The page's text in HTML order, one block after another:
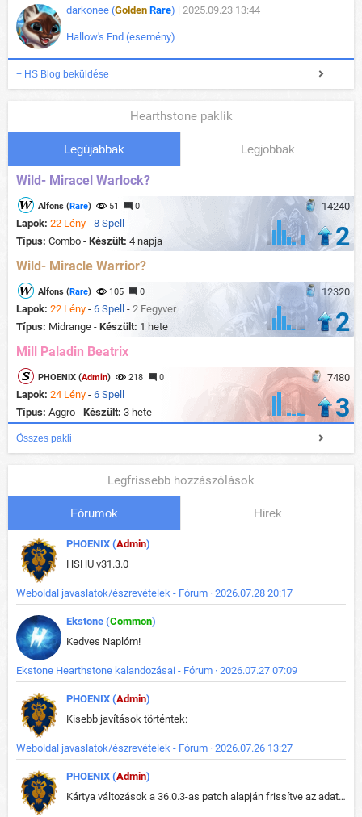
darkonee (Golden Rare) | 2025.09.23 13:44
Hallow's End (esemény)
+ HS Blog beküldése
Hearthstone paklik
Legújabbak Legjobbak
Wild- Miracel Warlock?
14240
Alfons (Rare) 51 0
Lapok: 22 Lény - 8 Spell
Típus: Combo - Készült: 4 napja 2
Wild- Miracle Warrior?
12320
Alfons (Rare) 105 0
Lapok: 22 Lény - 6 Spell - 2 Fegyver
Típus: Midrange - Készült: 1 hete 2
Mill Paladin Beatrix
7480
PHOENIX (Admin) 218 0
Lapok: 24 Lény - 6 Spell
Típus: Aggro - Készült: 3 hete 3
Összes pakli
Legfrissebb hozzászólások
Fórumok Hirek
PHOENIX (Admin)
HSHU v31.3.0
Weboldal javaslatok/észrevételek - Fórum · 2026.07.28 20:17
Ekstone (Common)
Kedves Naplóm!
Ekstone Hearthstone kalandozásai - Fórum · 2026.07.27 07:09
PHOENIX (Admin)
Kisebb javítások történtek:
Weboldal javaslatok/észrevételek - Fórum · 2026.07.26 13:27
PHOENIX (Admin)
Kártya változások a 36.0.3-as patch alapján frissítve az adatbázisban (képek is cserélve).